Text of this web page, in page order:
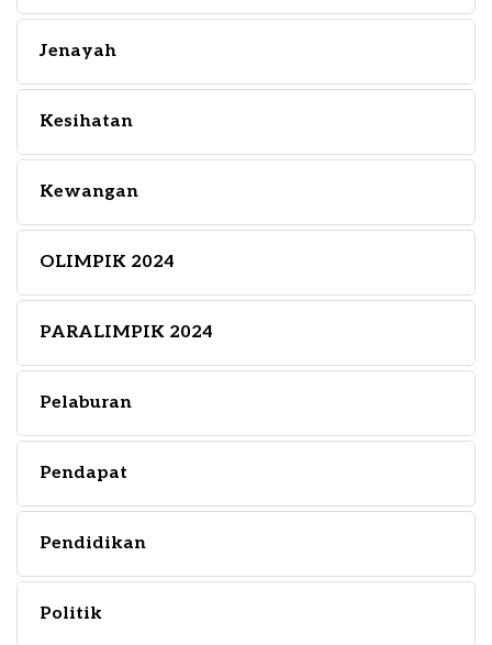
Jenayah
Kesihatan
Kewangan
OLIMPIK 2024
PARALIMPIK 2024
Pelaburan
Pendapat
Pendidikan
Politik